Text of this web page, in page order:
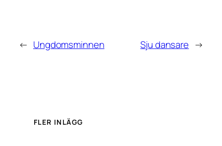
← Ungdomsminnen Sju dansare →
FLER INLÄGG